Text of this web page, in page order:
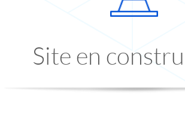
Site en